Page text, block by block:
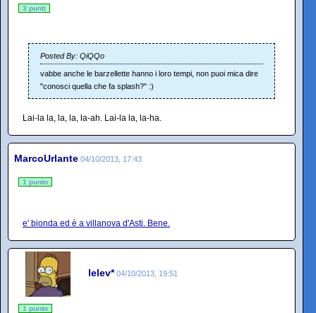
3 punti
Posted By: QiQQo
vabbe anche le barzellette hanno i loro tempi, non puoi mica dire
"conosci quella che fa splash?" :)
Lai-la la, la, la, la-ah. Lai-la la, la-ha.
MarcoUrlante 04/10/2013, 17:43
1 punto
e' bionda ed è a villanova d'Asti. Bene.
lelev* 04/10/2013, 19:51
1 punto